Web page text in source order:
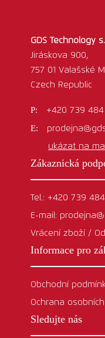
GDS Technology
Jiráskova 900,
757 01 Valašské
Czech Republic
+420 739
ukázat na
Zákaznická
Tel.: +420 739
E-mail:
Vrácení zboží /
Informace pro
Obchodní
Ochrana
Sledujte nás